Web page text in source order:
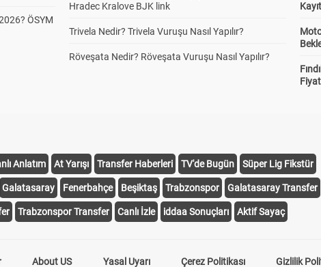
ÖSYM
Hradec Kralove BJK link
Trivela Nedir? Trivela Vuruşu Nasıl Yapılır?
Röveşata Nedir? Röveşata Vuruşu Nasıl Yapılır?
Anlatım At Yarışı Transfer Haberleri TV'de Bugün Süper Lig Fikstür
Galatasaray Fenerbahçe Beşiktaş Trabzonspor Galatasaray Transfer
Trabzonspor Transfer Canlı İzle iddaa Sonuçları Aktif Sayaç
About US Yasal Uyarı Çerez Politikası Gizlilik